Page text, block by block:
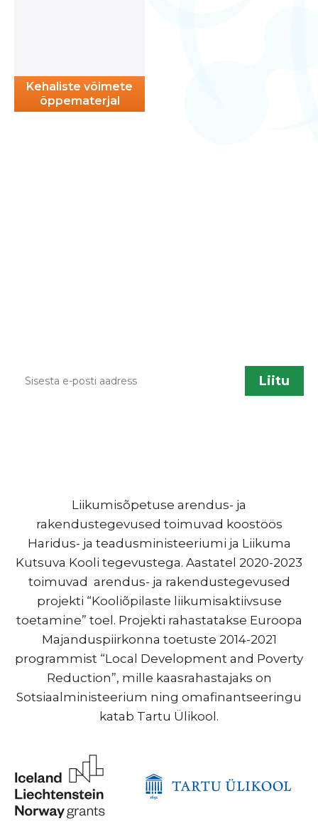
Kehaliste võimete
õppematerjal
Liikumisõpetuse arendus- ja
rakendustegevused toimuvad koostöös
Haridus- ja teadusministeeriumi ja Liikuma
Kutsuva Kooli tegevustega. Aastatel 2020-2023
toimuvad arendus- ja rakendustegevused
projekti “Kooliõpilaste liikumisaktiivsuse
toetamine” toel. Projekti rahastatakse Euroopa
Majanduspiirkonna toetuste 2014-2021
programmist “Local Development and Poverty
Reduction”, mille kaasrahastajaks on
Sotsiaalministeerium ning omafinantseeringu
katab Tartu Ülikool.